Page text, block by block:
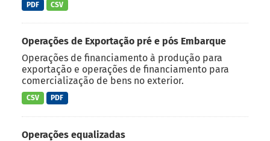
PDF CSV
Operações de Exportação pré e pós Embarque
Operações de financiamento à produção para
exportação e operações de financiamento para
comercialização de bens no exterior.
CSV PDF
Operações equalizadas